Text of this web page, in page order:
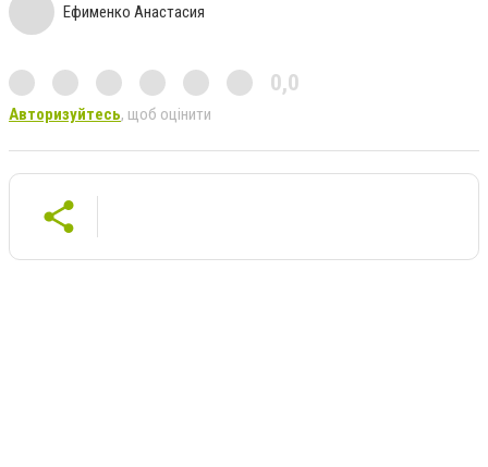
Ефименко Анастасия
0,0
Авторизуйтесь, щоб оцінити